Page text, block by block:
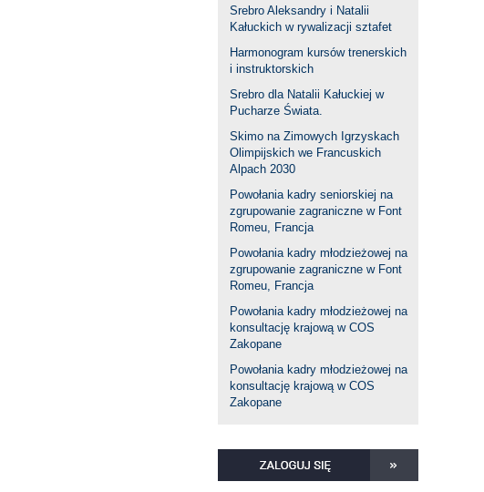
Srebro Aleksandry i Natalii
Kałuckich w rywalizacji sztafet
Harmonogram kursów trenerskich
i instruktorskich
Srebro dla Natalii Kałuckiej w
Pucharze Świata.
Skimo na Zimowych Igrzyskach
Olimpijskich we Francuskich
Alpach 2030
Powołania kadry seniorskiej na
zgrupowanie zagraniczne w Font
Romeu, Francja
Powołania kadry młodzieżowej na
zgrupowanie zagraniczne w Font
Romeu, Francja
Powołania kadry młodzieżowej na
konsultację krajową w COS
Zakopane
Powołania kadry młodzieżowej na
konsultację krajową w COS
Zakopane